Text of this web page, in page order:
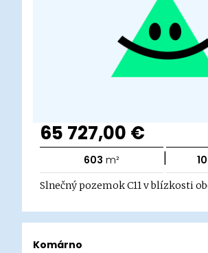
65 727,00 €
603 m² |
Slnečný pozemok C11 v blízkosti
Komárno